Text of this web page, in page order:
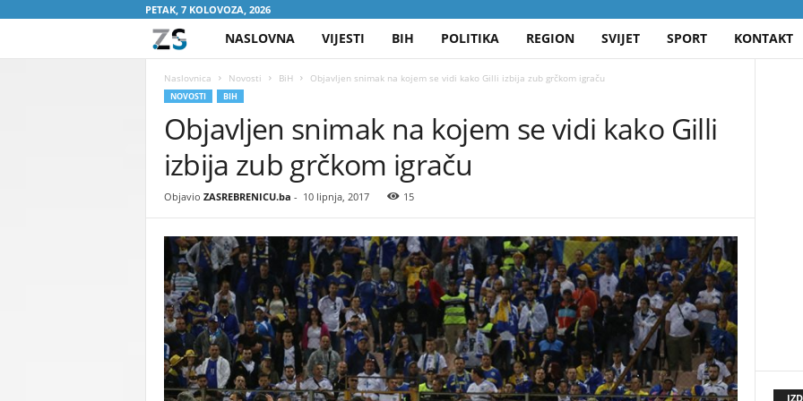
PETAK, 7 KOLOVOZA, 2026
A
R
E
B
R
E
N
I
NASLOVNA VIJESTI BIH POLITIKA REGION SVIJET SPORT KONTAKT
Naslovnica Novosti BiH Objavljen snimak na kojem se vidi kako Gilli izbija zub grčkom igraču
NOVOSTI BIH
Objavljen snimak na kojem se vidi kako Gilli
izbija zub grčkom igraču
Objavio ZASREBRENICU.ba - 10 lipnja, 2017 15